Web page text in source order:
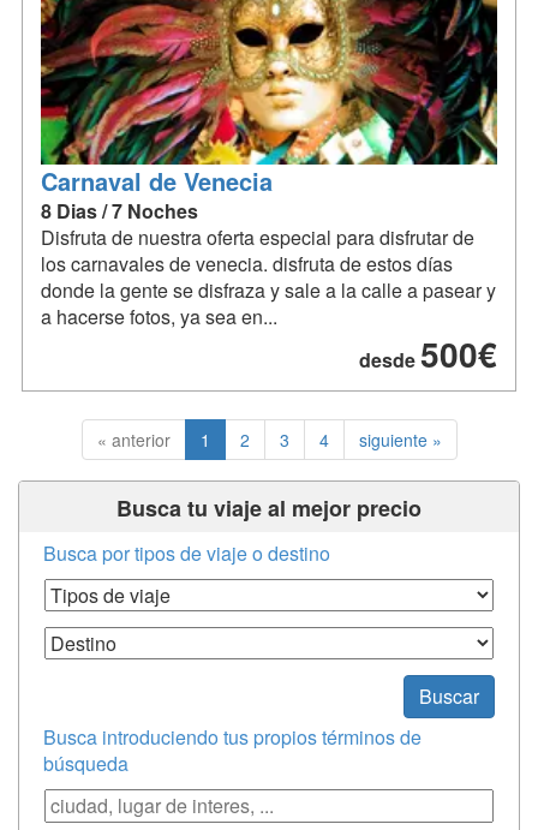
Carnaval de Venecia
8 Dias / 7 Noches
Disfruta de nuestra oferta especial para disfrutar de
los carnavales de venecia. disfruta de estos días
donde la gente se disfraza y sale a la calle a pasear y
a hacerse fotos, ya sea en...
desde500€
« anterior 1 2 3 4 siguiente »
Busca tu viaje al mejor precio
Busca por tipos de viaje o destino
Tipos de Viaje
Destino
Buscar
Busca introduciendo tus propios términos de
búsqueda
Búsqueda